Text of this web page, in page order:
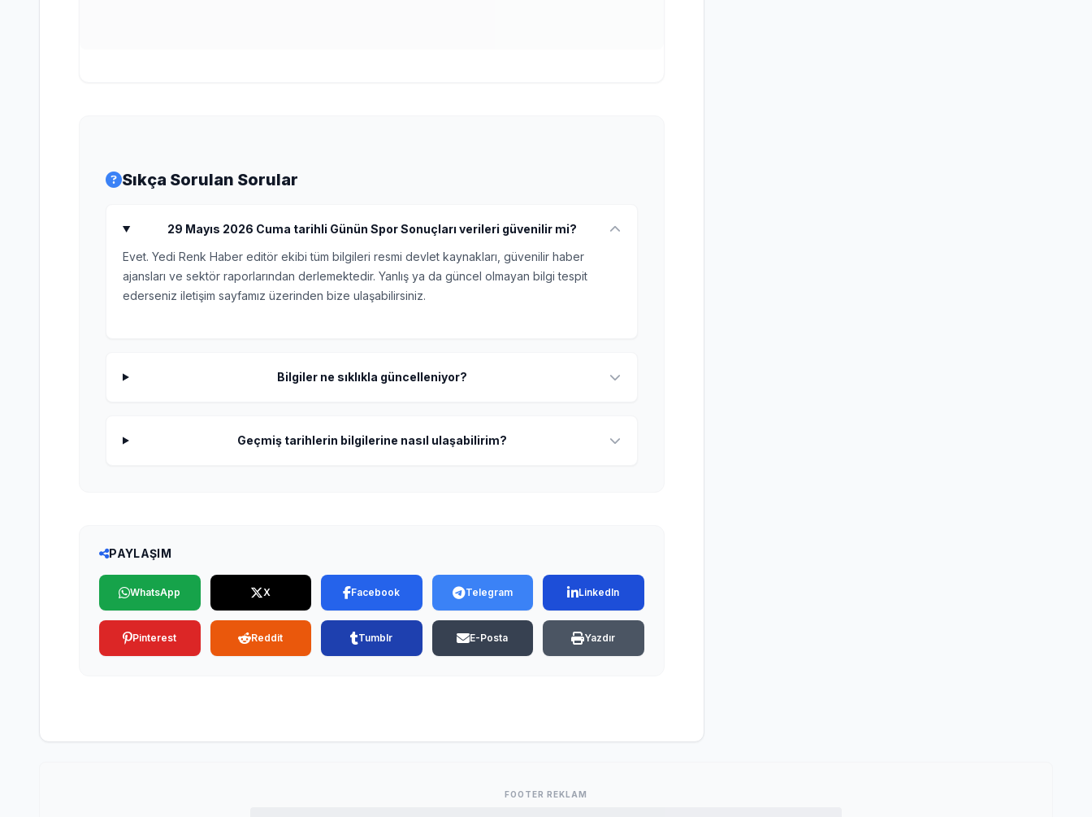
Sıkça Sorulan Sorular
29 Mayıs 2026 Cuma tarihli Günün Spor Sonuçları verileri güvenilir mi?
Evet. Yedi Renk Haber editör ekibi tüm bilgileri resmi devlet kaynakları, güvenilir haber
ajansları ve sektör raporlarından derlemektedir. Yanlış ya da güncel olmayan bilgi tespit
ederseniz iletişim sayfamız üzerinden bize ulaşabilirsiniz.
Bilgiler ne sıklıkla güncelleniyor?
Geçmiş tarihlerin bilgilerine nasıl ulaşabilirim?
PAYLAŞIM
WhatsApp X Facebook Telegram LinkedIn
Pinterest Reddit Tumblr E-Posta Yazdır
FOOTER REKLAM